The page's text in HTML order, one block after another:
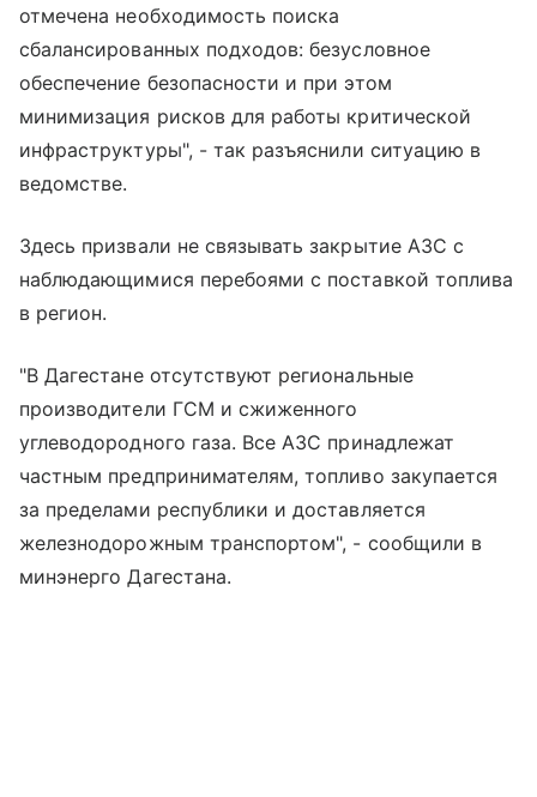
отмечена необходимость поиска
сбалансированных подходов: безусловное
обеспечение безопасности и при этом
минимизация рисков для работы критической
инфраструктуры", - так разъяснили ситуацию в
ведомстве.
Здесь призвали не связывать закрытие АЗС с
наблюдающимися перебоями с поставкой топлива
в регион.
"В Дагестане отсутствуют региональные
производители ГСМ и сжиженного
углеводородного газа. Все АЗС принадлежат
частным предпринимателям, топливо закупается
за пределами республики и доставляется
железнодорожным транспортом", - сообщили в
минэнерго Дагестана.